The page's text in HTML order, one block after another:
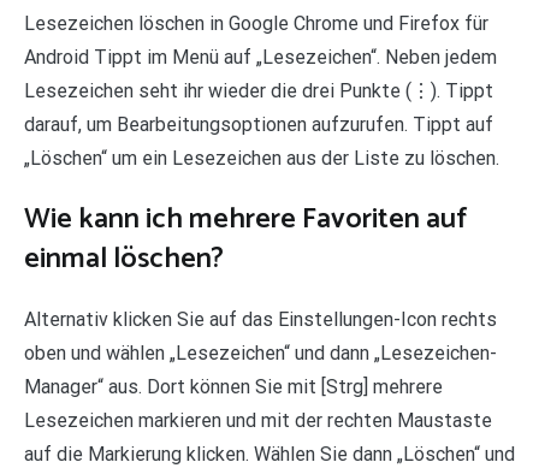
Lesezeichen löschen in Google Chrome und Firefox für
Android Tippt im Menü auf „Lesezeichen“. Neben jedem
Lesezeichen seht ihr wieder die drei Punkte (⋮). Tippt
darauf, um Bearbeitungsoptionen aufzurufen. Tippt auf
„Löschen“ um ein Lesezeichen aus der Liste zu löschen.
Wie kann ich mehrere Favoriten auf
einmal löschen?
Alternativ klicken Sie auf das Einstellungen-Icon rechts
oben und wählen „Lesezeichen“ und dann „Lesezeichen-
Manager“ aus. Dort können Sie mit [Strg] mehrere
Lesezeichen markieren und mit der rechten Maustaste
auf die Markierung klicken. Wählen Sie dann „Löschen“ und